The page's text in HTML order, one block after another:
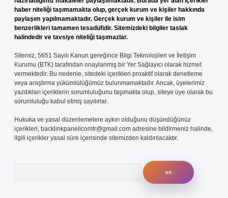
haber niteliği taşımamakta olup, gerçek kurum ve kişiler hakkında
paylaşım yapılmamaktadır. Gerçek kurum ve kişiler ile isim
benzerlikleri tamamen tesadüfidir. Sitemizdeki bilgiler taslak
halindedir ve tavsiye niteliği taşımazlar.
Sitemiz, 5651 Sayılı Kanun gereğince Bilgi Teknolojileri ve İletişim
Kurumu (BTK) tarafından onaylanmış bir Yer Sağlayıcı olarak hizmet
vermektedir. Bu nedenle, sitedeki içerikleri proaktif olarak denetleme
veya araştırma yükümlülüğümüz bulunmamaktadır. Ancak, üyelerimiz
yazdıkları içeriklerin sorumluluğunu taşımakta olup, siteye üye olarak bu
sorumluluğu kabul etmiş sayılırlar.
Hukuka ve yasal düzenlemelere aykırı olduğunu düşündüğünüz
içerikleri, backlinkpanelicomtr@gmail.com adresine bildirmeniz halinde,
ilgili içerikler yasal süre içerisinde sitemizden kaldırılacaktır.